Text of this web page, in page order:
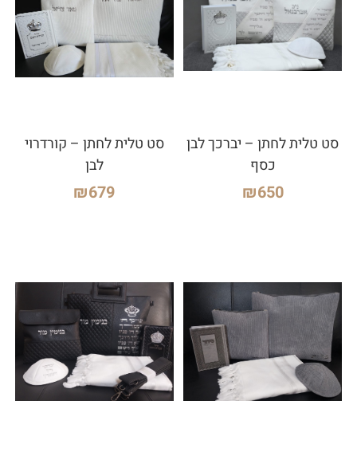
סט טלית לחתן – יברכך לבן
כסף
₪650
סט טלית לחתן – קורדרוי
לבן
₪679